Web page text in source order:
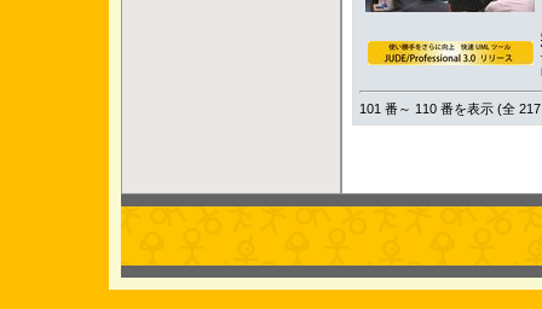
101 番～ 110 番を表示 (全